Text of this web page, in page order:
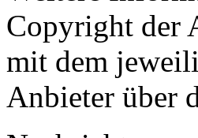
Copyright der
mit dem
Anbieter über